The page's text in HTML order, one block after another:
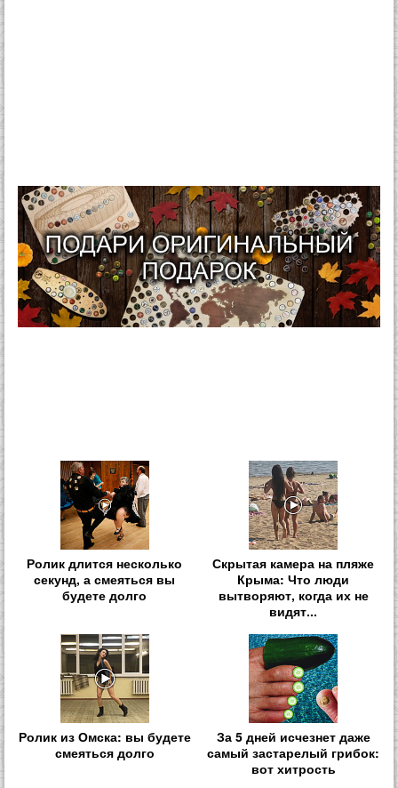
Ролик длится несколько
секунд, а смеяться вы
будете долго
Скрытая камера на пляже
Крыма: Что люди
вытворяют, когда их не
видят...
Ролик из Омска: вы будете
смеяться долго
За 5 дней исчезнет даже
самый застарелый грибок:
вот хитрость